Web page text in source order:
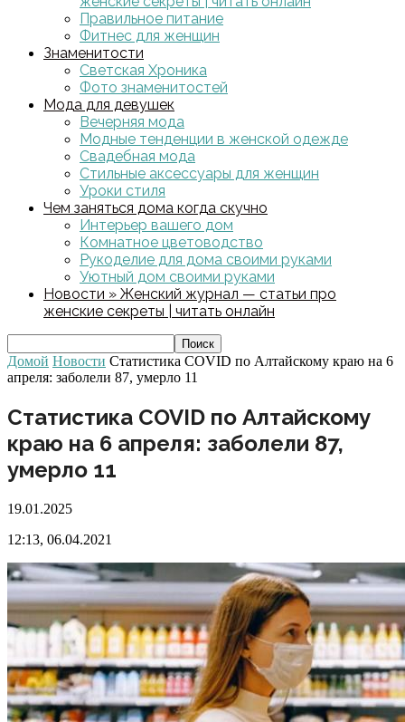
Правильное питание
Фитнес для женщин
Знаменитости
Светская Хроника
Фото знаменитостей
Мода для девушек
Вечерняя мода
Модные тенденции в женской одежде
Свадебная мода
Стильные аксессуары для женщин
Уроки стиля
Чем заняться дома когда скучно
Интерьер вашего дом
Комнатное цветоводство
Рукоделие для дома своими руками
Уютный дом своими руками
Новости » Женский журнал — статьи про
женские секреты | читать онлайн
Домой Новости Статистика COVID по Алтайскому краю на 6
апреля: заболели 87, умерло 11
Статистика COVID по Алтайскому
краю на 6 апреля: заболели 87,
умерло 11
19.01.2025
12:13, 06.04.2021